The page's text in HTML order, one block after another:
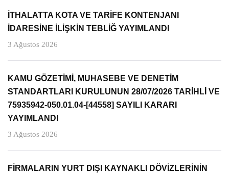
İTHALATTA KOTA VE TARİFE KONTENJANI
İDARESİNE İLİŞKİN TEBLİĞ YAYIMLANDI
3 Ağustos 2026
KAMU GÖZETİMİ, MUHASEBE VE DENETİM
STANDARTLARI KURULUNUN 28/07/2026 TARİHLİ VE
75935942-050.01.04-[44558] SAYILI KARARI
YAYIMLANDI
3 Ağustos 2026
FİRMALARIN YURT DIŞI KAYNAKLI DÖVİZLERİNİN